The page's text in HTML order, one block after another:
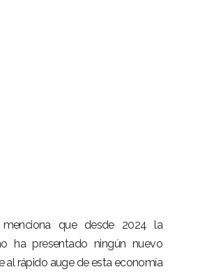
menciona que desde 2024 la
ha presentado ningún nuevo
al rápido auge de esta economía